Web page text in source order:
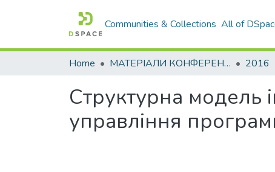
Communities & Collections All of
Home МАТЕРІАЛИ КОНФЕРЕНЦІЙ 2016
Структурна модель
управління